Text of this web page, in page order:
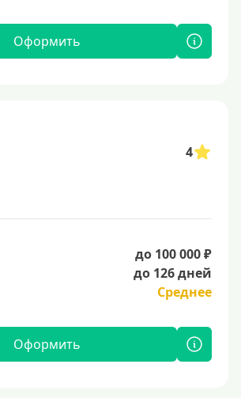
Оформить
4
до 100 000 ₽
до 126 дней
Среднее
Оформить